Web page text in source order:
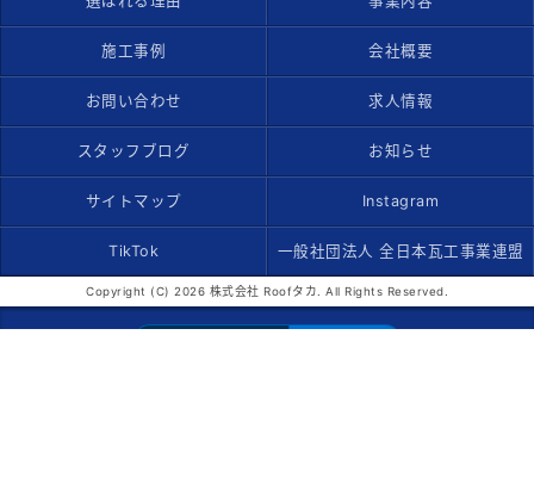
施工事例 会社概要
お問い合わせ 求人情報
スタッフブログ お知らせ
サイトマップ Instagram
TikTok 一般社団法人 全日本瓦工事業連盟
Copyright (C) 2026 株式会社 Roofタカ. All Rights Reserved.